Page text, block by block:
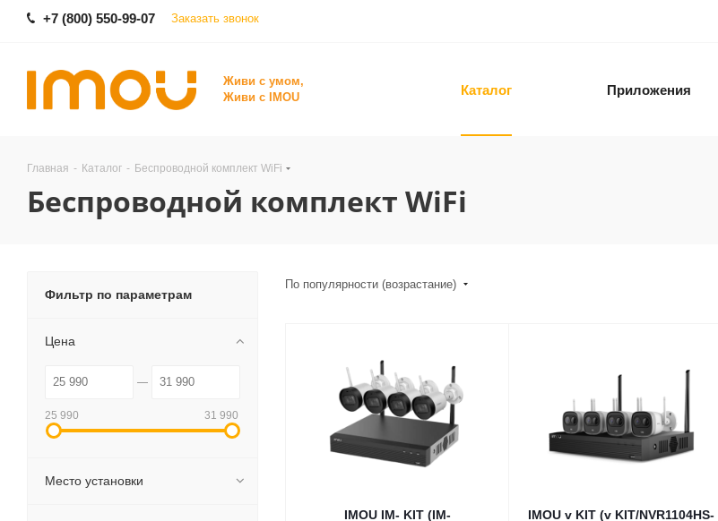
+7 (800) 550-99-07 Заказать звонок
Живи с умом,
Живи с IMOU
Каталог Приложения
Главная - Каталог - Беспроводной комплект WiFi
Беспроводной комплект WiFi
По популярности (возрастание)
IMOU IM- KIT (IM-
IMOU v KIT (v KIT/NVR1104HS-
Фильтр по параметрам
Цена
25 990 31 990
Место установки